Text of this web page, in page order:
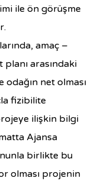
ile ön görüşme
amaç –
arasındaki
odağın net olması
fizibilite
ilişkin bilgi
Ajansa
birlikte bu
olması projenin